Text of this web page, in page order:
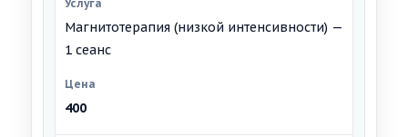
Магнитотерапия (низкой интенсивности) —
1 сеанс
400